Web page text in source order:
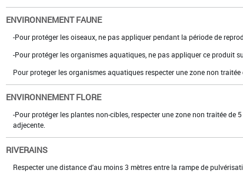
ENVIRONNEMENT FAUNE
-Pour protéger les oiseaux, ne pas appliquer pendant la période de
-Pour protéger les organismes aquatiques, ne pas appliquer ce produit
Pour proteger les organismes aquatiques respecter une zone non
ENVIRONNEMENT FLORE
-Pour protéger les plantes non-cibles, respecter une zone non traitée de
adjecente.
RIVERAINS
Respecter une distance d'au moins 3 mètres entre la rampe de